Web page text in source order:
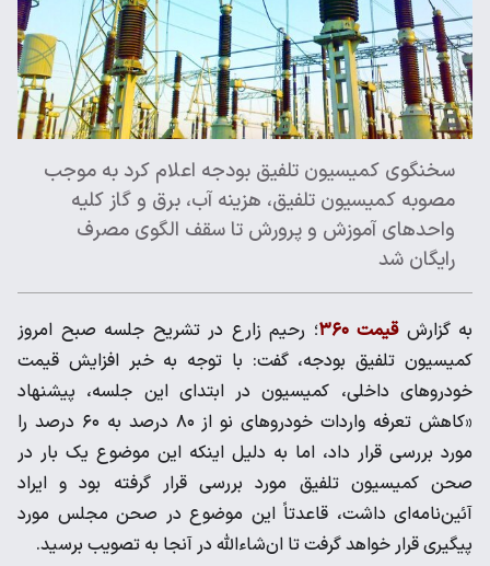
سخنگوی کمیسیون تلفیق بودجه اعلام کرد به موجب
مصوبه کمیسیون تلفیق، هزینه آب، برق و گاز کلیه
واحدهای آموزش و پرورش تا سقف الگوی مصرف
رایگان شد
به گزارشقیمت ۳۶۰
؛ رحیم زارع در تشریح جلسه صبح امروز
کمیسیون تلفیق بودجه، گفت: با توجه به خبر افزایش قیمت
خودروهای داخلی، کمیسیون در ابتدای این جلسه، پیشنهاد
«کاهش تعرفه واردات خودروهای نو از ۸۰ درصد به ۶۰ درصد را
مورد بررسی قرار داد، اما به دلیل اینکه این موضوع یک بار در
صحن کمیسیون تلفیق مورد بررسی قرار گرفته بود و ایراد
آئین‌نامه‌ای داشت، قاعدتاً این موضوع در صحن مجلس مورد
پیگیری قرار خواهد گرفت تا ان‌شاءالله در آنجا به تصویب برسید.